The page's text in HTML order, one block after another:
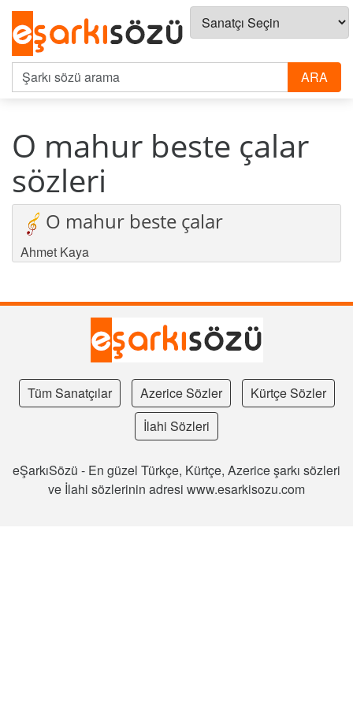
O mahur beste çalar
sözleri
O mahur beste çalar
Ahmet Kaya
Tüm Sanatçılar Azerice Sözler
Kürtçe Sözler
İlahi Sözleri
eŞarkıSözü - En güzel Türkçe, Kürtçe, Azerice şarkı sözleri
ve İlahi sözlerinin adresi www.esarkisozu.com